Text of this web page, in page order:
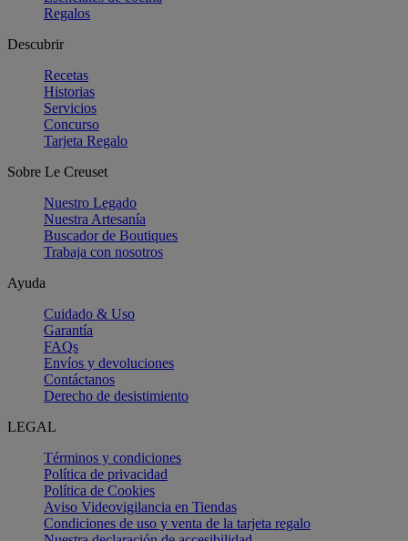
Regalos
Descubrir
Recetas
Historias
Servicios
Concurso
Tarjeta Regalo
Sobre Le Creuset
Nuestro Legado
Nuestra Artesanía
Buscador de Boutiques
Trabaja con nosotros
Ayuda
Cuidado & Uso
Garantía
FAQs
Envíos y devoluciones
Contáctanos
Derecho de desistimiento
LEGAL
Términos y condiciones
Política de privacidad
Política de Cookies
Aviso Videovigilancia en Tiendas
Condiciones de uso y venta de la tarjeta regalo